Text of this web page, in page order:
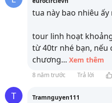
tua này bao nhiêu
tour linh hoạt
từ 40tr nhé bạn, nếu
chương... Xem thêm
8 năm trước Trả lời
T Tramnguyen111